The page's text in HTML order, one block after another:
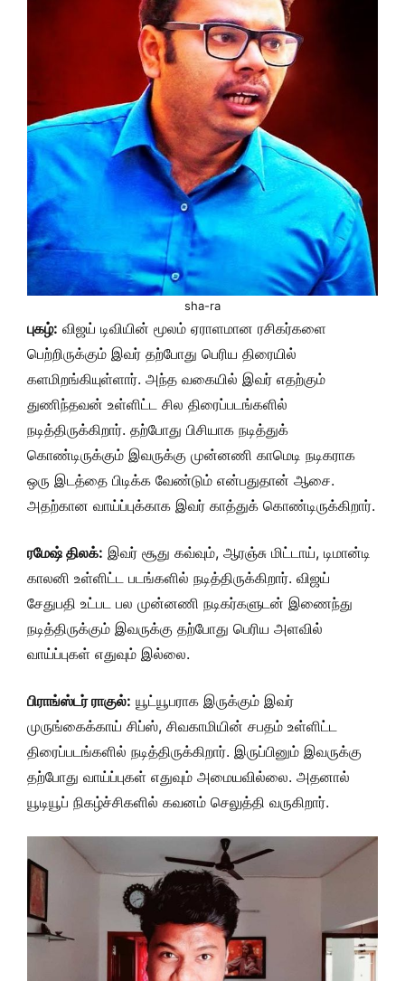
sha-ra
புகழ்: விஜய் டிவியின் மூலம் ஏராளமான ரசிகர்களை
பெற்றிருக்கும் இவர் தற்போது பெரிய திரையில்
களமிறங்கியுள்ளார். அந்த வகையில் இவர் எதற்கும்
துணிந்தவன் உள்ளிட்ட சில திரைப்படங்களில்
நடித்திருக்கிறார். தற்போது பிசியாக நடித்துக்
கொண்டிருக்கும் இவருக்கு முன்னணி காமெடி நடிகராக
ஒரு இடத்தை பிடிக்க வேண்டும் என்பதுதான் ஆசை.
அதற்கான வாய்ப்புக்காக இவர் காத்துக் கொண்டிருக்கிறார்.
ரமேஷ் திலக்: இவர் சூது கவ்வும், ஆரஞ்சு மிட்டாய், டிமான்டி
காலனி உள்ளிட்ட படங்களில் நடித்திருக்கிறார். விஜய்
சேதுபதி உட்பட பல முன்னணி நடிகர்களுடன் இணைந்து
நடித்திருக்கும் இவருக்கு தற்போது பெரிய அளவில்
வாய்ப்புகள் எதுவும் இல்லை.
பிராங்ஸ்டர் ராகுல்: யூட்யூபராக இருக்கும் இவர்
முருங்கைக்காய் சிப்ஸ், சிவகாமியின் சபதம் உள்ளிட்ட
திரைப்படங்களில் நடித்திருக்கிறார். இருப்பினும் இவருக்கு
தற்போது வாய்ப்புகள் எதுவும் அமையவில்லை. அதனால்
யூடியூப் நிகழ்ச்சிகளில் கவனம் செலுத்தி வருகிறார்.